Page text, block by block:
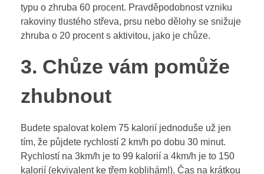
typu o zhruba 60 procent. Pravděpodobnost vzniku
rakoviny tlustého střeva, prsu nebo dělohy se snižuje
zhruba o 20 procent s aktivitou, jako je chůze.
3. Chůze vám pomůže
zhubnout
Budete spalovat kolem 75 kalorií jednoduše už jen
tím, že půjdete rychlostí 2 km/h po dobu 30 minut.
Rychlostí na 3km/h je to 99 kalorií a 4km/h je to 150
kalorií (ekvivalent ke třem koblihám!). Čas na krátkou